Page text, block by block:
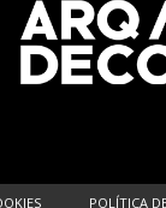
POLÍTICA